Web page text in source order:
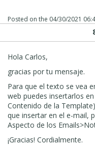
Posted on the 04/30/2021
Hola Carlos,
gracias por tu mensaje.
Para que el texto se vea
web puedes insertarlos
Contenido de la
que insertar en el e-mail,
Aspecto de los
¡Gracias! Cordialmente.